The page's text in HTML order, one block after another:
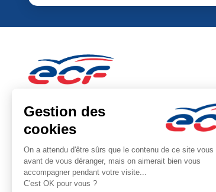
Note : 4.6/5
Moyenne calculée sur 108 avis